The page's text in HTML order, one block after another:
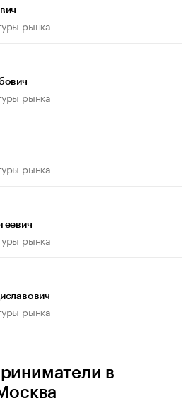
рынка
рынка
рынка
рынка
рынка
в